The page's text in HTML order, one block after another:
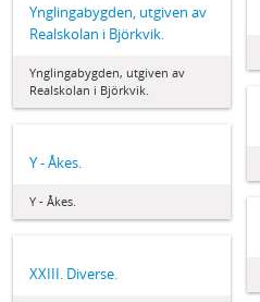
Ynglingabygden, utgiven av
Realskolan i Björkvik.
Ynglingabygden, utgiven av
Realskolan i Björkvik.
Y - Åkes.
Y - Åkes.
XXIII. Diverse.